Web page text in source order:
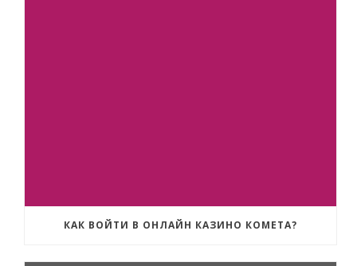
КАК ВОЙТИ В ОНЛАЙН КАЗИНО КОМЕТА?